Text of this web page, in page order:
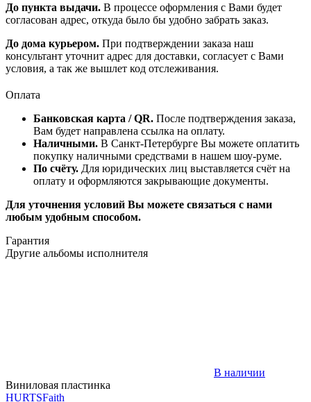
До пункта выдачи. В процессе оформления с Вами будет
согласован адрес, откуда было бы удобно забрать заказ.
До дома курьером. При подтверждении заказа наш
консультант уточнит адрес для доставки, согласует с Вами
условия, а так же вышлет код отслеживания.
Оплата
Банковская карта / QR. После подтверждения заказа,
Вам будет направлена ссылка на оплату.
Наличными. В Санкт-Петербурге Вы можете оплатить
покупку наличными средствами в нашем шоу-руме.
По счёту. Для юридических лиц выставляется счёт на
оплату и оформляются закрывающие документы.
Для уточнения условий Вы можете связаться с нами
любым удобным способом.
Гарантия
Другие альбомы исполнителя
В наличии
Виниловая пластинка
HURTSFaith